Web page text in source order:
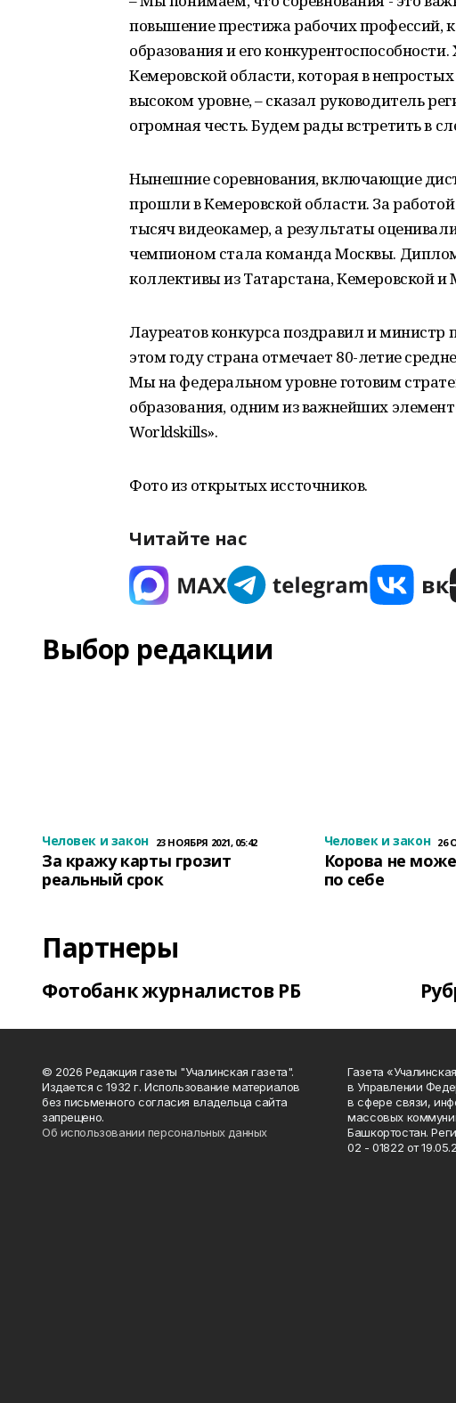
повышение престижа рабочих профессий,
образования и его
Кемеровской области, которая в
высоком уровне, – сказал руководитель
огромная честь. Будем рады встретить в
Нынешние соревнования, включающие
прошли в Кемеровской области. За
тысяч видеокамер, а результаты
чемпионом стала команда Москвы.
коллективы из Татарстана, Кемеровской и
Лауреатов конкурса поздравил и министр
этом году страна отмечает 80-летие
Мы на федеральном уровне готовим
образования, одним из важнейших
Worldskills».
Фото из открытых иссточников.
Читайте нас
Выбор редакции
Человек и закон 23 НОЯБРЯ 2021, 05:42
За кражу карты грозит
реальный срок
Человек и закон 26
Корова не
по себе
Партнеры
Фотобанк журналистов РБ
© 2026 Редакция газеты "Учалинская газета".
Издается с 1932 г. Использование материалов
без письменного согласия владельца сайта
запрещено.
Об использовании персональных данных
Газета
в Управлении
в сфере связи,
массовых
Башкортостан.
02 - 01822 от